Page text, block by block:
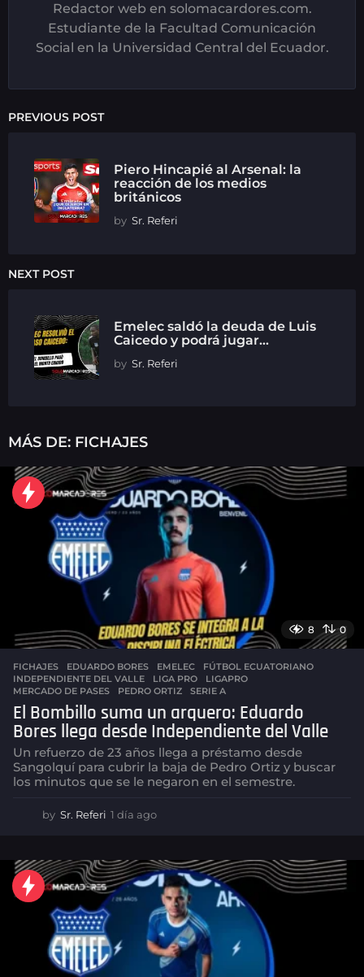
Redactor web en solomacardores.com.
Estudiante de la Facultad Comunicación
Social en la Universidad Central del Ecuador.
PREVIOUS POST
Piero Hincapié al Arsenal: la
reacción de los medios
británicos
by Sr. Referi
NEXT POST
Emelec saldó la deuda de Luis
Caicedo y podrá jugar...
by Sr. Referi
MÁS DE: FICHAJES
8 0
FICHAJES EDUARDO BORES ,EMELEC ,FÚTBOL ECUATORIANO
INDEPENDIENTE DEL VALLE
,LIGA PRO ,LIGAPRO
MERCADO DE PASES
,PEDRO ORTIZ ,SERIE A
El Bombillo suma un arquero: Eduardo
Bores llega desde Independiente del Valle
Un refuerzo de 23 años llega a préstamo desde
Sangolquí para cubrir la baja de Pedro Ortiz y buscar
los minutos que se le negaron en el semestre.
by Sr. Referi 1 día ago
a
a
g
o